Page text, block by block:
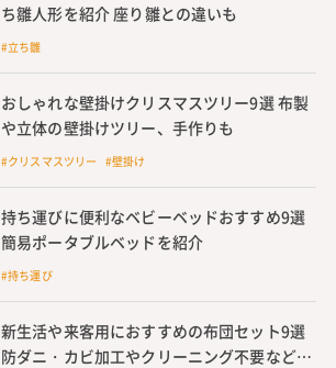
ち雛人形を紹介 座り雛との違いも
#立ち雛
おしゃれな壁掛けクリスマスツリー9選 布製
や立体の壁掛けツリー、手作りも
#クリスマスツリー #壁掛け
持ち運びに便利なベビーベッドおすすめ9選
簡易ポータブルベッドを紹介
#持ち運び
新生活や来客用におすすめの布団セット9選
防ダニ・カビ加工やクリーニング不要など口